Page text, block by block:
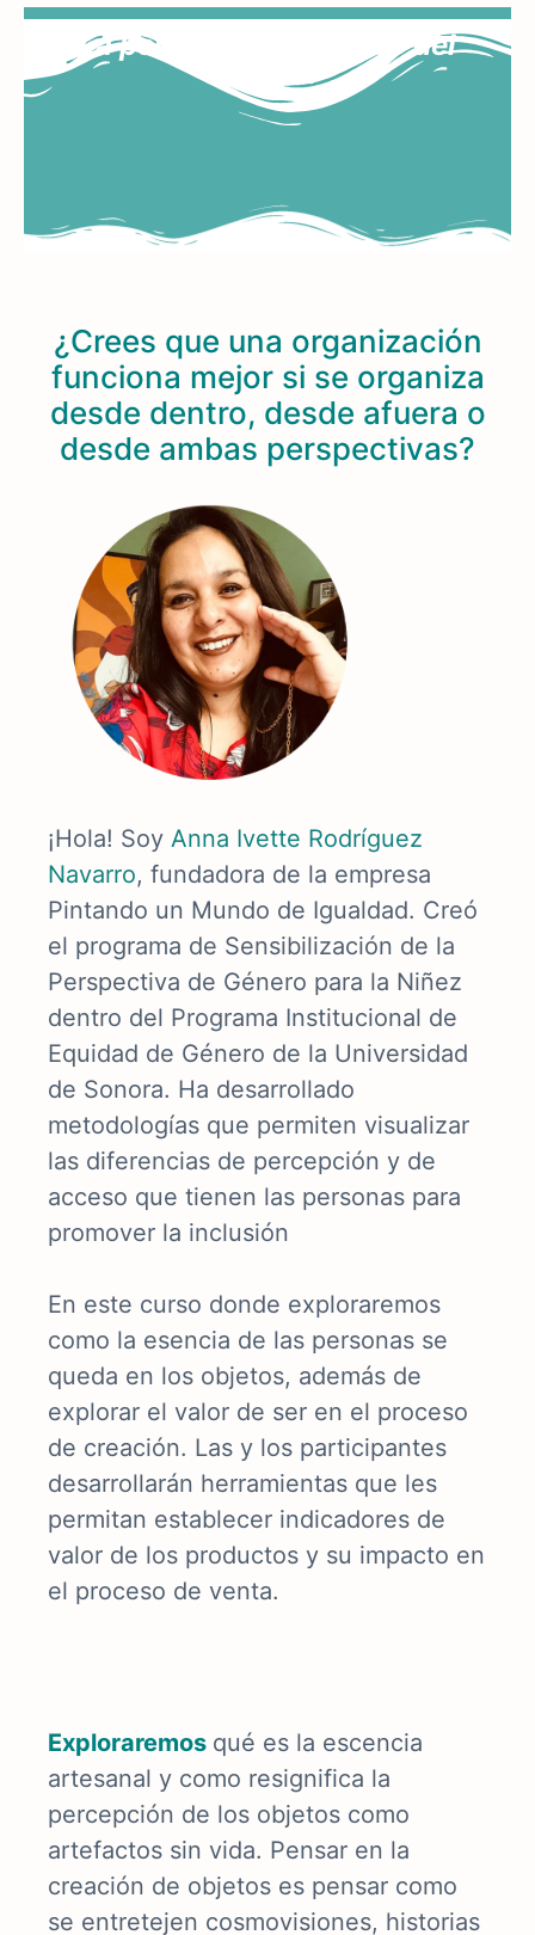
La persona en el centro del
objeto.
¿Crees que una organización
funciona mejor si se organiza
desde dentro, desde afuera o
desde ambas perspectivas?
¡Hola! Soy Anna Ivette Rodríguez
Navarro, fundadora de la empresa
Pintando un Mundo de Igualdad. Creó
el programa de Sensibilización de la
Perspectiva de Género para la Niñez
dentro del Programa Institucional de
Equidad de Género de la Universidad
de Sonora. Ha desarrollado
metodologías que permiten visualizar
las diferencias de percepción y de
acceso que tienen las personas para
promover la inclusión
En este curso donde exploraremos
como la esencia de las personas se
queda en los objetos, además de
explorar el valor de ser en el proceso
de creación. Las y los participantes
desarrollarán herramientas que les
permitan establecer indicadores de
valor de los productos y su impacto en
el proceso de venta.
Exploraremos qué es la escencia
artesanal y como resignifica la
percepción de los objetos como
artefactos sin vida. Pensar en la
creación de objetos es pensar como
se entretejen cosmovisiones, historias